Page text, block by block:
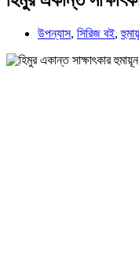
উপন্যাস, সিরিজ বই,